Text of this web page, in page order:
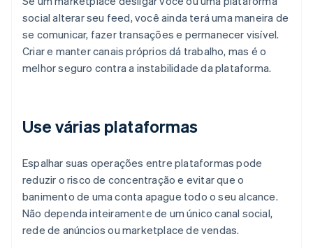
social alterar seu feed, você ainda terá uma maneira de
se comunicar, fazer transações e permanecer visível.
Criar e manter canais próprios dá trabalho, mas é o
melhor seguro contra a instabilidade da plataforma.
Use várias plataformas
Espalhar suas operações entre plataformas pode
reduzir o risco de concentração e evitar que o
banimento de uma conta apague todo o seu alcance.
Não dependa inteiramente de um único canal social,
rede de anúncios ou marketplace de vendas.